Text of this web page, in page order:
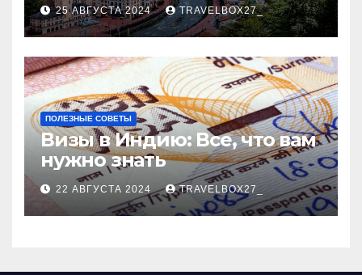
25 АВГУСТА 2024 TRAVELBOX27_
ПОЛЕЗНЫЕ СОВЕТЫ
Визы в Индию: Все, что вам
нужно знать
22 АВГУСТА 2024 TRAVELBOX27_